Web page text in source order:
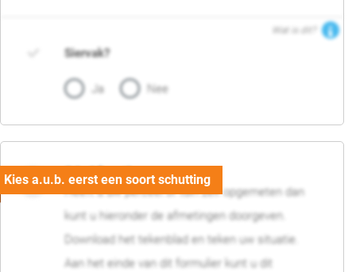
Wat is dit?
Siervak?
Ja Nee
04. Afmetingen
Heeft u uw perceel of tuin zelf opgemeten dan
kunt u hieronder de afmetingen doorgeven.
Download het tekenblad en teken uw situatie.
Aan het einde van dit formulier kunt u dit